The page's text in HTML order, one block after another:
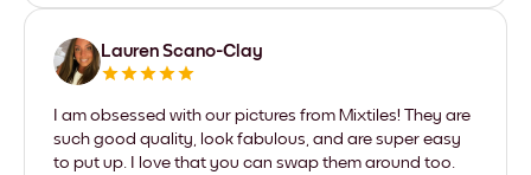
Lauren Scano-Clay
I am obsessed with our pictures from Mixtiles! They are
such good quality, look fabulous, and are super easy
to put up. I love that you can swap them around too.